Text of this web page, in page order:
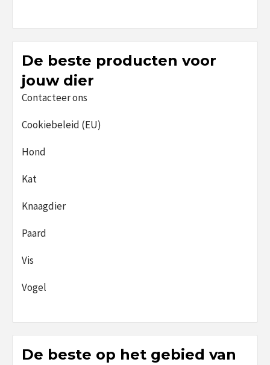
De beste producten voor
jouw dier
Contacteer ons
Cookiebeleid (EU)
Hond
Kat
Knaagdier
Paard
Vis
Vogel
De beste op het gebied van